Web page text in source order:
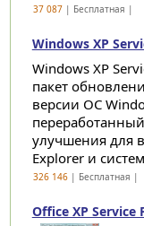
37 087| Бесплатная |
Windows XP
Windows XP
пакет
версии ОС
улучшения для
Explorer и
326 146| Бесплатная |
Office XP Service